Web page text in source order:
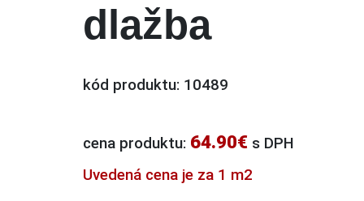
dlažba
kód produktu: 10489
cena produktu: 64.90€ s DPH
Uvedená cena je za 1 m2